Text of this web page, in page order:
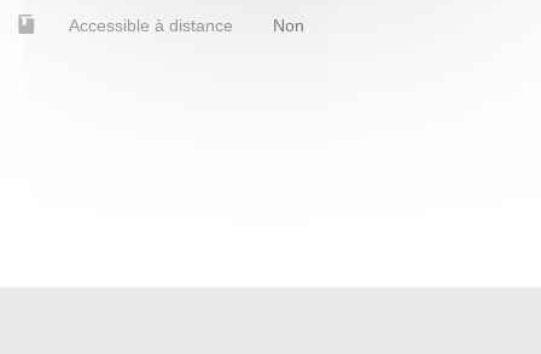
Accessible à distance Non